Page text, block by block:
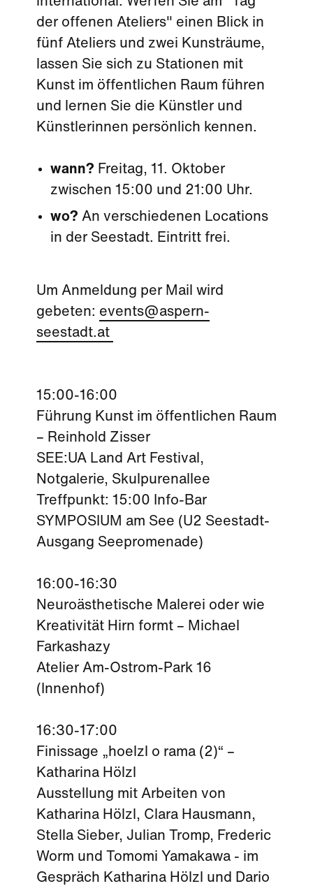
der offenen Ateliers" einen Blick in
fünf Ateliers und zwei Kunsträume,
lassen Sie sich zu Stationen mit
Kunst im öffentlichen Raum führen
und lernen Sie die Künstler und
Künstlerinnen persönlich kennen.
wann? Freitag, 11. Oktober
zwischen 15:00 und 21:00 Uhr.
wo? An verschiedenen Locations
in der Seestadt. Eintritt frei.
Um Anmeldung per Mail wird
gebeten: events@aspern-
seestadt.at
15:00-16:00
Führung Kunst im öffentlichen Raum
– Reinhold Zisser
SEE:UA Land Art Festival,
Notgalerie, Skulpurenallee
Treffpunkt: 15:00 Info-Bar
SYMPOSIUM am See (U2 Seestadt-
Ausgang Seepromenade)
16:00-16:30
Neuroästhetische Malerei oder wie
Kreativität Hirn formt – Michael
Farkashazy
Atelier Am-Ostrom-Park 16
(Innenhof)
16:30-17:00
Finissage „hoelzl o rama (2)“ –
Katharina Hölzl
Ausstellung mit Arbeiten von
Katharina Hölzl, Clara Hausmann,
Stella Sieber, Julian Tromp, Frederic
Worm und Tomomi Yamakawa - im
Gespräch Katharina Hölzl und Dario